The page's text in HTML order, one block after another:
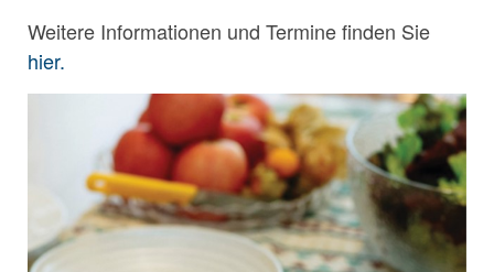
Weitere Informationen und Termine finden Sie
hier.